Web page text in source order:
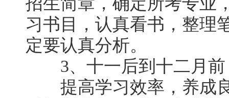
习书目，认真看书，整理
定要认真分析。
3、十一后到十二月前
提高学习效率，养成良